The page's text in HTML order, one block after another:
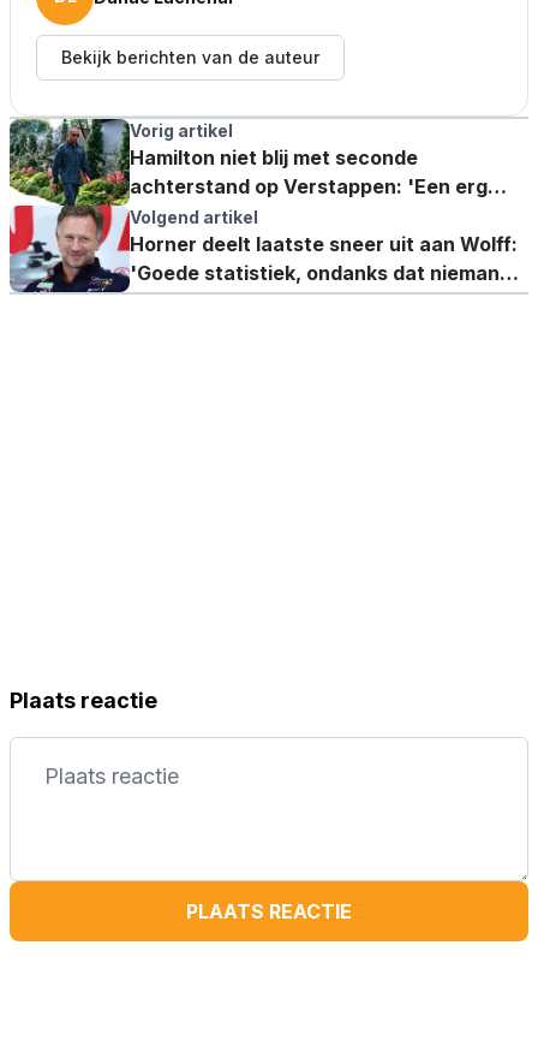
Bekijk berichten van de auteur
Vorig artikel
Hamilton niet blij met seconde
achterstand op Verstappen: 'Een erg
slechte dag'
Volgend artikel
Horner deelt laatste sneer uit aan Wolff:
'Goede statistiek, ondanks dat niemand
Wikipedia leest'
Plaats reactie
PLAATS REACTIE